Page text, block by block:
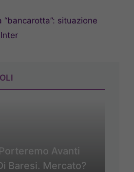
“bancarotta”: situazione
Avanti
Baresi. Mercato?